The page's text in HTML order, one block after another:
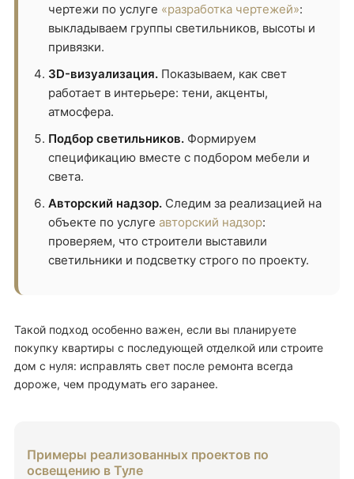
чертежи по услуге «разработка чертежей»:
выкладываем группы светильников, высоты и
привязки.
3D-визуализация. Показываем, как свет
работает в интерьере: тени, акценты,
атмосфера.
Подбор светильников. Формируем
спецификацию вместе с подбором мебели и
света.
Авторский надзор. Следим за реализацией на
объекте по услуге авторский надзор:
проверяем, что строители выставили
светильники и подсветку строго по проекту.
Такой подход особенно важен, если вы планируете
покупку квартиры с последующей отделкой или строите
дом с нуля: исправлять свет после ремонта всегда
дороже, чем продумать его заранее.
Примеры реализованных проектов по
освещению в Туле